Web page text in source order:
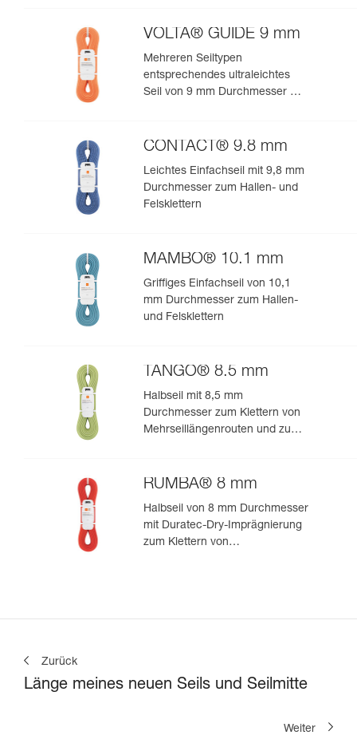
VOLTA® GUIDE 9 mm
Mehreren Seiltypen
entsprechendes ultraleichtes
Seil von 9 mm Durchmesser mit
Klettern oder Bergsteigen
CONTACT® 9.8 mm
Leichtes Einfachseil mit 9,8 mm
Durchmesser zum Hallen- und
Felsklettern
MAMBO® 10.1 mm
Griffiges Einfachseil von 10,1
mm Durchmesser zum Hallen-
und Felsklettern
TANGO® 8.5 mm
Halbseil mit 8,5 mm
Durchmesser zum Klettern von
Mehrseillängenrouten und zum
RUMBA® 8 mm
Halbseil von 8 mm Durchmesser
mit Duratec-Dry-Imprägnierung
zum Klettern von
Zurück
Länge meines neuen Seils und Seilmitte
Weiter